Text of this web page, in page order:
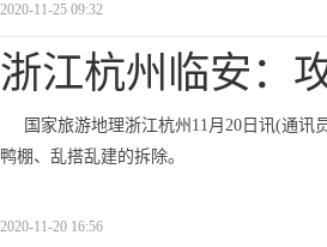
2020-11-25 09:32
浙江杭州临安：
国家旅游地理浙江杭州11月20日讯(通
鸭棚、乱搭乱建的拆除。
2020-11-20 16:56